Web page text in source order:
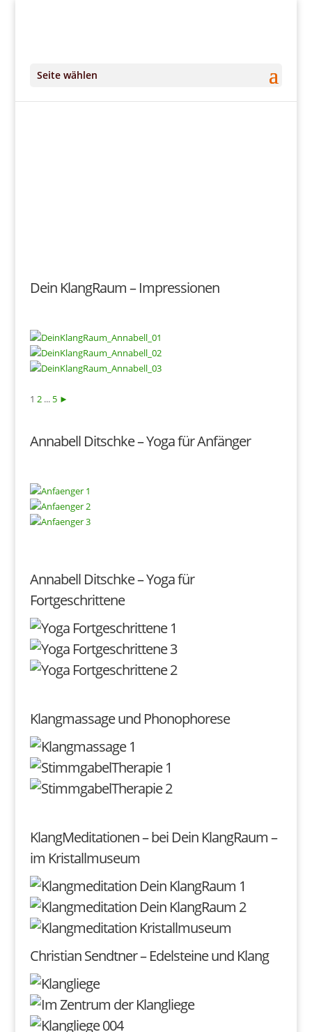
Seite wählen
Dein KlangRaum – Impressionen
1 2 ... 5 ►
Annabell Ditschke – Yoga für Anfänger
Annabell Ditschke – Yoga für
Fortgeschrittene
Klangmassage und Phonophorese
KlangMeditationen – bei Dein KlangRaum –
im Kristallmuseum
Christian Sendtner – Edelsteine und Klang